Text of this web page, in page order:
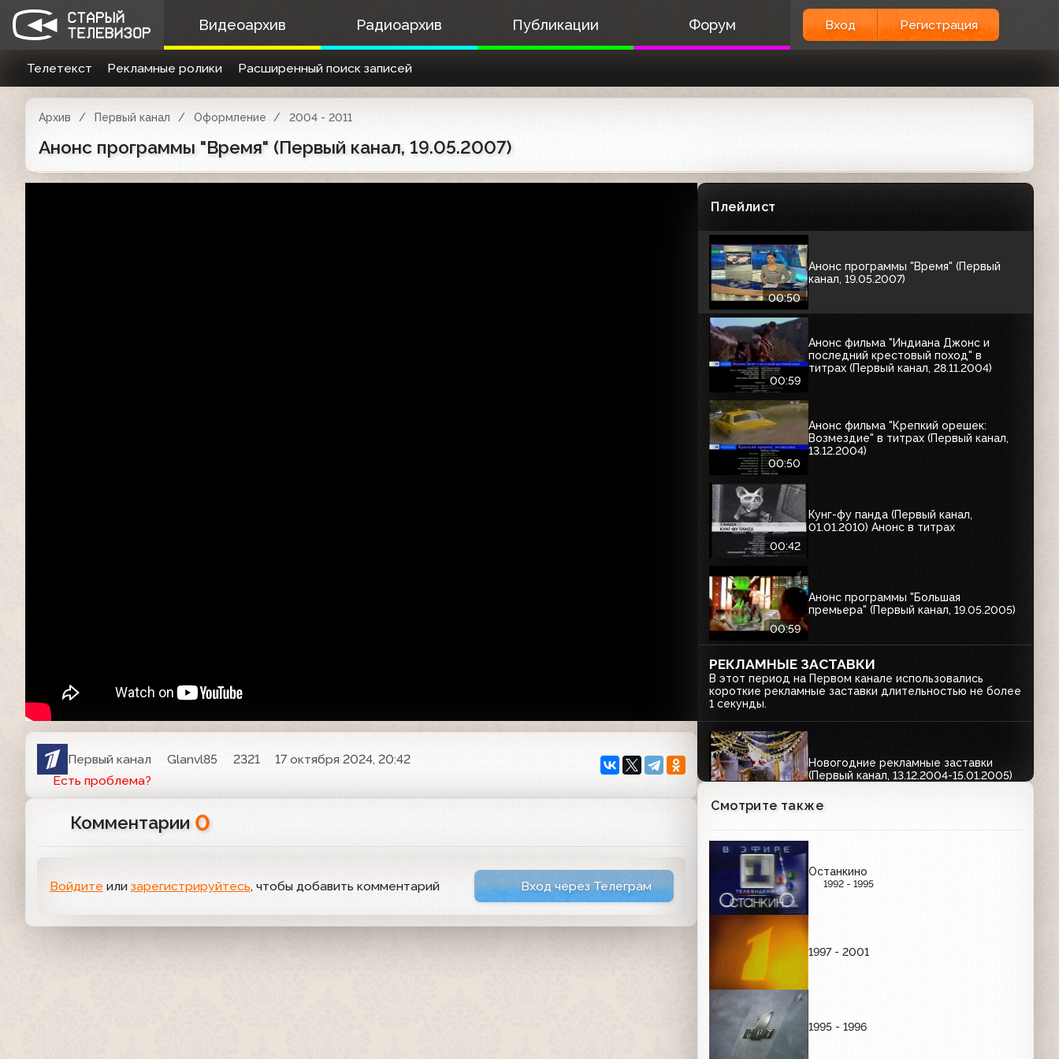
Видеоархив Радиоархив Публикации Форум Вход Регистрация
Телетекст Рекламные ролики Расширенный поиск записей
Архив Первый канал Оформление 2004 - 2011
Анонс программы "Время" (Первый канал, 19.05.2007)
Первый канал Glanvl85 2321
17 октября 2024, 20:42
Есть проблема?
Комментарии 0
Войдите или зарегистрируйтесь, чтобы добавить комментарий Вход через Телеграм
Плейлист
00:58
Анонс программы "Сокровище нации"
(Первый канал, июль 2009) 1 вариант
Анонс программы "Сокровище нации"
00:40
Анонс программы "Сокровище нации"
00:50
Анонс программы "Время" (Первый
канал, 19.05.2007)
00:59
Анонс фильма "Индиана Джонс и
последний крестовый поход" в
титрах (Первый канал, 28.11.2004)
00:50
Анонс фильма "Крепкий орешек:
Возмездие" в титрах (Первый канал,
13.12.2004)
00:42
Кунг-фу панда (Первый канал,
01.01.2010) Анонс в титрах
00:59
Анонс программы "Большая
премьера" (Первый канал, 19.05.2005)
РЕКЛАМНЫЕ ЗАСТАВКИ
В этот период на Первом канале использовались
короткие рекламные заставки длительностью не более
1 секунды.
Новогодние рекламные заставки
(Первый канал, 13.12.2004-15.01.2005)
ЗАСТАВКИ
Смотрите также
Останкино
1992 - 1995
1997 - 2001
1995 - 1996